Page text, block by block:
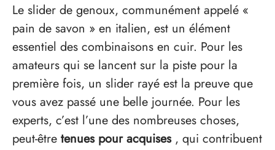
Le slider de genoux, communément appelé «
pain de savon » en italien, est un élément
essentiel des combinaisons en cuir. Pour les
amateurs qui se lancent sur la piste pour la
première fois, un slider rayé est la preuve que
vous avez passé une belle journée. Pour les
experts, c’est l’une des nombreuses choses,
peut-être tenues pour acquises, qui contribuent